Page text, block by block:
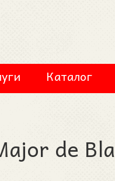
Каталог
de